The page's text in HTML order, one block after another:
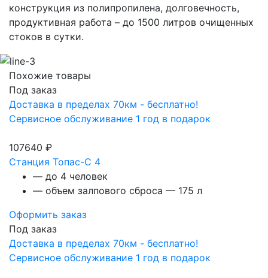
конструкция из полипропилена, долговечность,
продуктивная работа – до 1500 литров очищенных
стоков в сутки.
Похожие товары
Под заказ
Доставка в пределах 70км - бесплатно!
Сервисное обслуживание 1 год в подарок
107640 ₽
Станция Топас-С 4
— до 4 человек
— объем залпового сброса — 175 л
Оформить заказ
Под заказ
Доставка в пределах 70км - бесплатно!
Сервисное обслуживание 1 год в подарок